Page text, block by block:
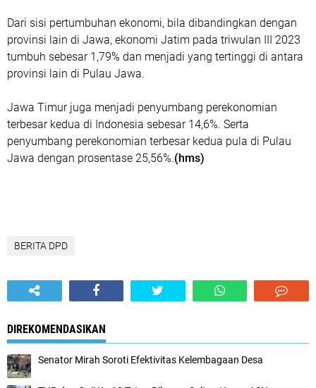
Dari sisi pertumbuhan ekonomi, bila dibandingkan dengan
provinsi lain di Jawa, ekonomi Jatim pada triwulan III 2023
tumbuh sebesar 1,79% dan menjadi yang tertinggi di antara
provinsi lain di Pulau Jawa.
Jawa Timur juga menjadi penyumbang perekonomian
terbesar kedua di Indonesia sebesar 14,6%. Serta
penyumbang perekonomian terbesar kedua pula di Pulau
Jawa dengan prosentase 25,56%.(hms)
BERITA DPD
DIREKOMENDASIKAN
Senator Mirah Soroti Efektivitas Kelembagaan Desa